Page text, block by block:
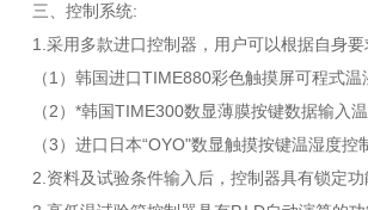
三、 控制系统:
1.采用多款进口控制器，用户可以根据自身要
（1）韩国进口TIME880彩色触摸屏可程式
（2）*韩国TIME300数显薄膜按键数据输入
（3）进口日本“OYO"数显触摸按键温湿度
2.资料及试验条件输入后，控制器具有锁定功